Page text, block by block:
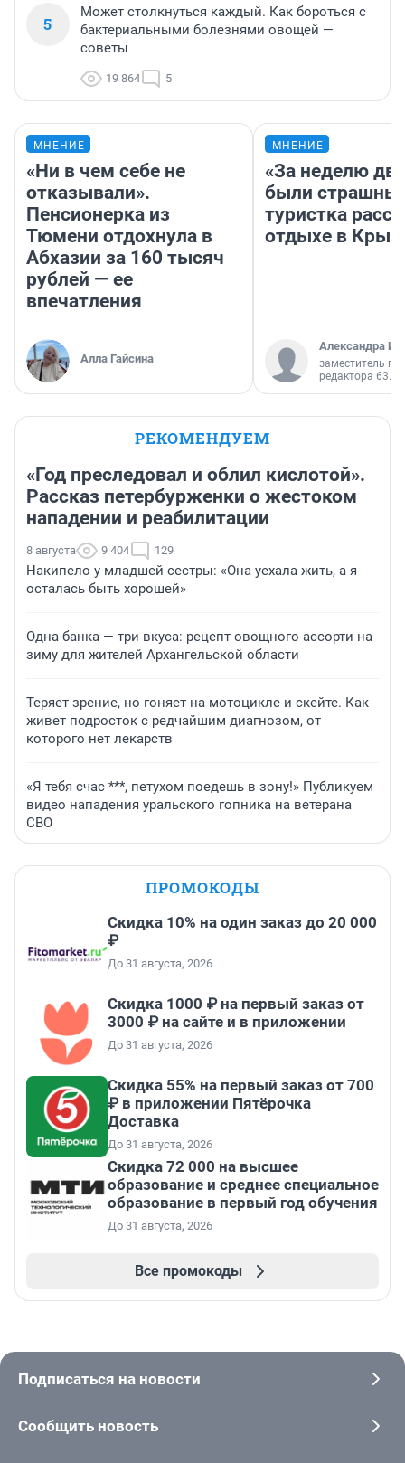
5
Может столкнуться каждый. Как бороться с
бактериальными болезнями овощей —
советы
19 864 5
МНЕНИЕ
«Ни в чем себе не
отказывали».
Пенсионерка из
Тюмени отдохнула в
Абхазии за 160 тысяч
рублей — ее
впечатления
Алла Гайсина
МНЕНИЕ
«За неделю
были
туристка
отдыхе в
Александра
заместитель
редактора 63.RU
РЕКОМЕНДУЕМ
«Год преследовал и облил кислотой».
Рассказ петербурженки о жестоком
нападении и реабилитации
8 августа 9 404 129
Накипело у младшей сестры: «Она уехала жить, а я
осталась быть хорошей»
Одна банка — три вкуса: рецепт овощного ассорти на
зиму для жителей Архангельской области
Теряет зрение, но гоняет на мотоцикле и скейте. Как
живет подросток с редчайшим диагнозом, от
которого нет лекарств
«Я тебя счас ***, петухом поедешь в зону!» Публикуем
видео нападения уральского гопника на ветерана
СВО
ПРОМОКОДЫ
Скидка 10% на один заказ до 20 000
₽
До 31 августа, 2026
Скидка 1000 ₽ на первый заказ от
3000 ₽ на сайте и в приложении
До 31 августа, 2026
Скидка 55% на первый заказ от 700
₽ в приложении Пятёрочка
Доставка
До 31 августа, 2026
Скидка 72 000 на высшее
образование и среднее специальное
образование в первый год обучения
До 31 августа, 2026
Все промокоды
Подписаться на новости
Сообщить новость